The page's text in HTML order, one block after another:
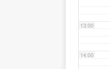
13:00
14:00